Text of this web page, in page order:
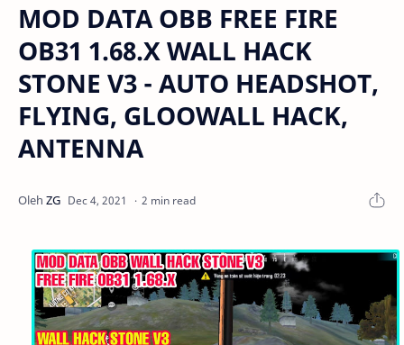
MOD DATA OBB FREE FIRE
OB31 1.68.X WALL HACK
STONE V3 - AUTO HEADSHOT,
FLYING, GLOOWALL HACK,
ANTENNA
2 min read